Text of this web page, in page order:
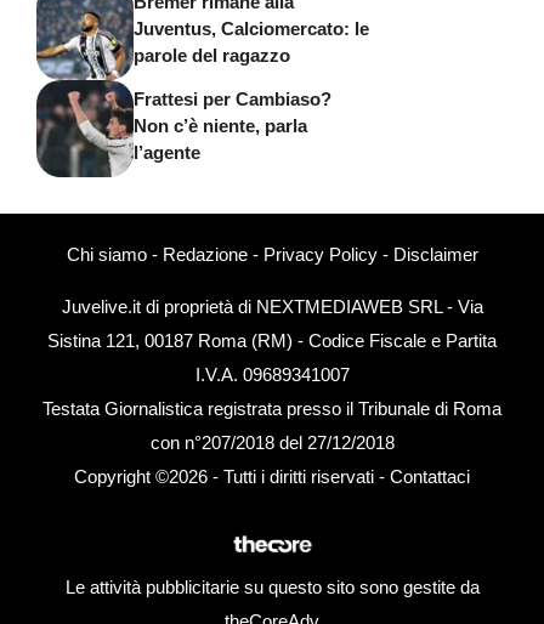
Juventus, Calciomercato: le
parole del ragazzo
Frattesi per Cambiaso?
Non c’è niente, parla
l’agente
Chi siamo- Redazione- Privacy Policy- Disclaimer
Juvelive.it di proprietà di NEXTMEDIAWEB SRL - Via
Sistina 121, 00187 Roma (RM) - Codice Fiscale e Partita
I.V.A. 09689341007
Testata Giornalistica registrata presso il Tribunale di Roma
con n°207/2018 del 27/12/2018
Copyright ©2026 - Tutti i diritti riservati - Contattaci
Le attività pubblicitarie su questo sito sono gestite da